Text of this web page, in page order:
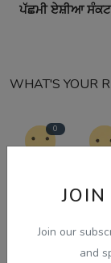
Join our
and
ਪੱਛਮੀ ਏਸ਼ੀਆ
WHAT'S YOUR
0